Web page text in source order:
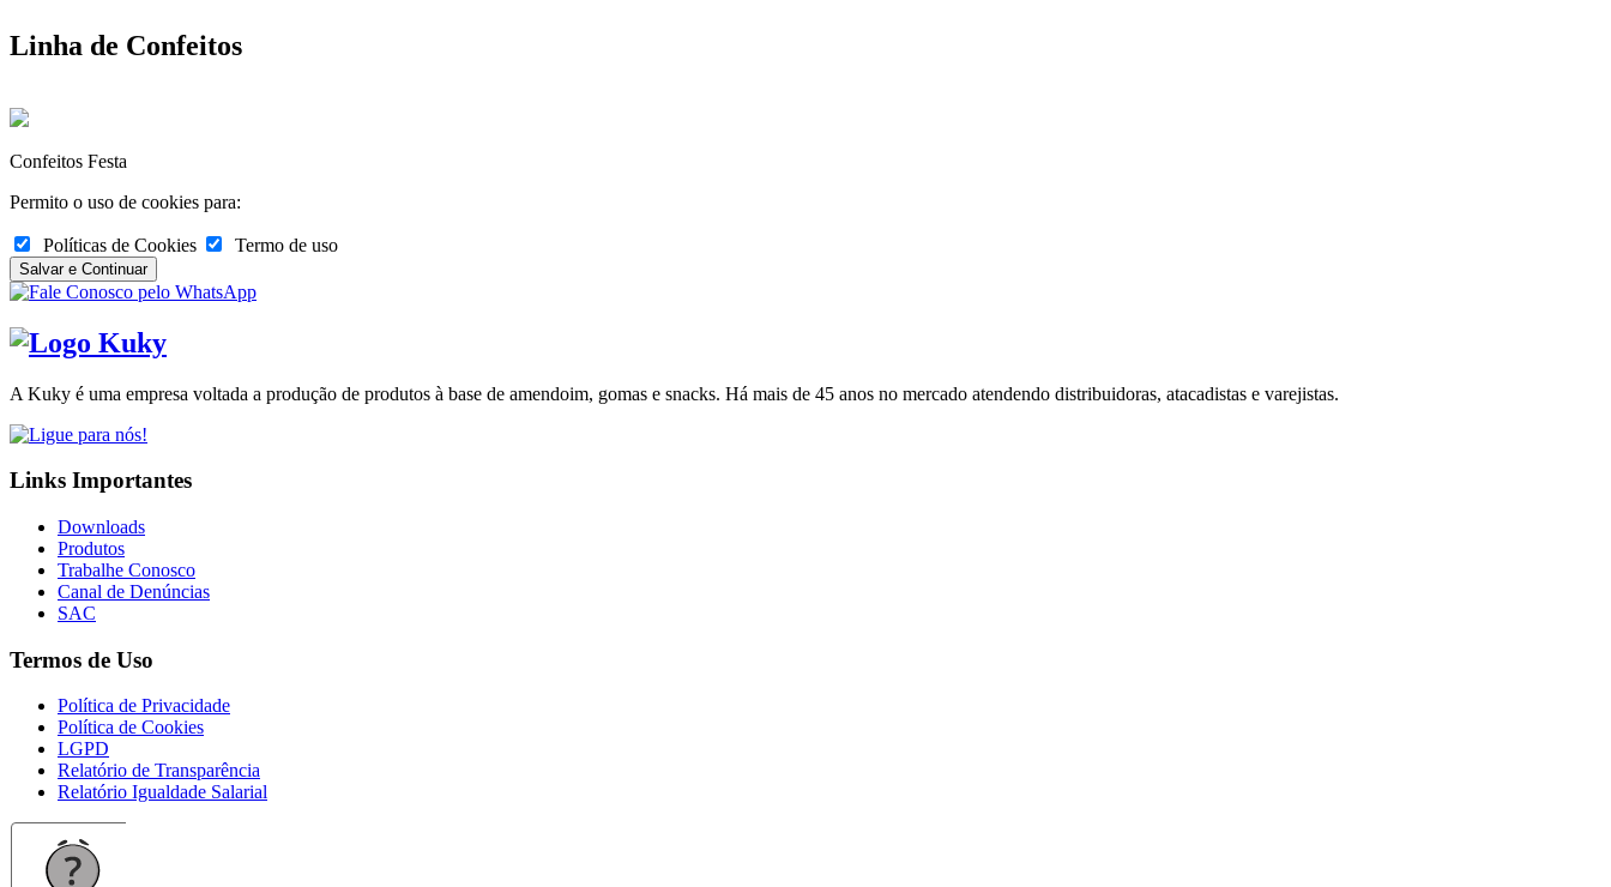
Linha de Confeitos
Confeitos Festa
Permito o uso de cookies para:
Políticas de Cookies Termo de uso
Salvar e Continuar
A Kuky é uma empresa voltada a produção de produtos à base de amendoim, gomas e snacks. Há mais de 45 anos no mercado atendendo distribuidoras, atacadistas e varejistas.
Links Importantes
Downloads
Produtos
Trabalhe Conosco
Canal de Denúncias
SAC
Termos de Uso
Política de Privacidade
Política de Cookies
LGPD
Relatório de Transparência
Relatório Igualdade Salarial